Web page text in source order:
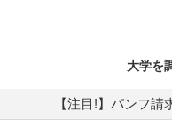
大学を
【注目!】パンフ